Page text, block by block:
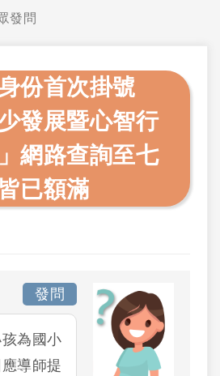
發問
份首次掛號
少發展暨心智行
網路查詢至七
已額滿
發問
為國小
導師提